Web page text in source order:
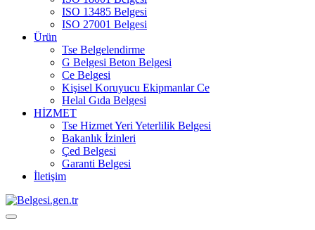
ISO 13485 Belgesi
ISO 27001 Belgesi
Ürün
Tse Belgelendirme
G Belgesi Beton Belgesi
Ce Belgesi
Kişisel Koruyucu Ekipmanlar Ce
Helal Gıda Belgesi
HİZMET
Tse Hizmet Yeri Yeterlilik Belgesi
Bakanlık İzinleri
Çed Belgesi
Garanti Belgesi
İletişim